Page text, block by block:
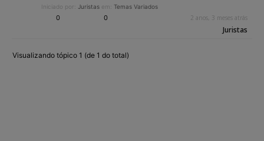
Iniciado por: Juristas em: Temas Variados
0 0 2 anos, 3 meses atrás
Juristas
Visualizando tópico 1 (de 1 do total)